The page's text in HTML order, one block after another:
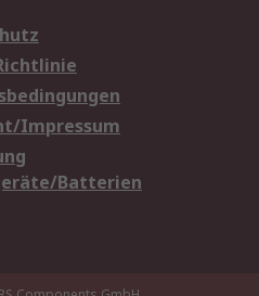
Impressum
Batterien